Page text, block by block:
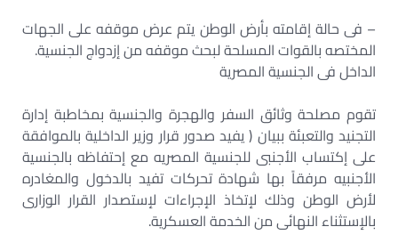
– فى حالة إقامته بأرض الوطن يتم عرض موقفه على الجهات
المختصه بالقوات المسلحة لبحث موقفه من إزدواج الجنسية.
الداخل فى الجنسية المصرية
تقوم مصلحة وثائق السفر والهجرة والجنسية بمخاطبة إدارة
التجنيد والتعبئة ببيان ( يفيد صدور قرار وزير الداخلية بالموافقة
على إكتساب الأجنبى للجنسية المصريه مع إحتفاظه بالجنسية
الأجنبيه مرفقاً بها شهادة تحركات تفيد بالدخول والمغادره
لأرض الوطن وذلك لإتخاذ الإجراءات لإستصدار القرار الوزارى
بالإستثناء النهائى من الخدمة العسكرية.